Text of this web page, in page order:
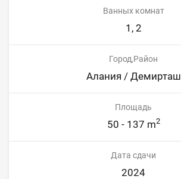
Ванных комнат
1, 2
Город,Район
Алания / Демирташ
Площадь
50 - 137 m2
Дата сдачи
2024